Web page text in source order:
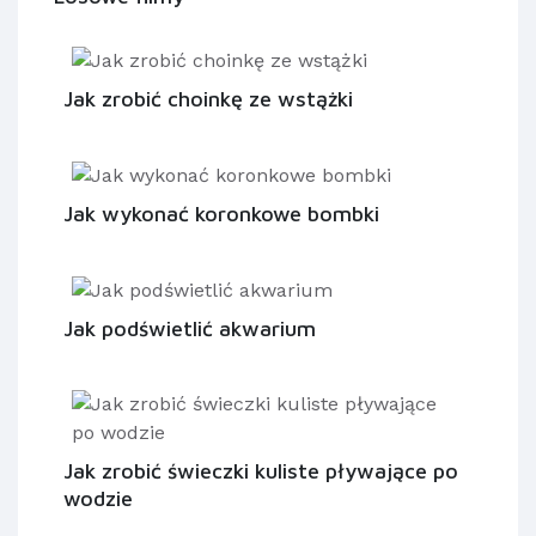
Jak zrobić choinkę ze wstążki
Jak wykonać koronkowe bombki
Jak podświetlić akwarium
Jak zrobić świeczki kuliste pływające po
wodzie